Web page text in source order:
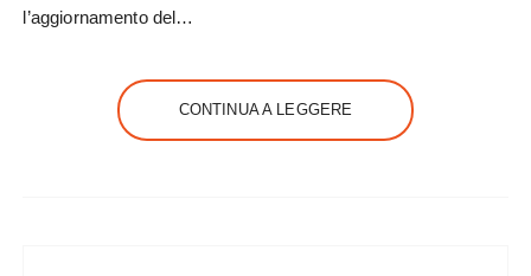
l’aggiornamento del…
CONTINUA A LEGGERE